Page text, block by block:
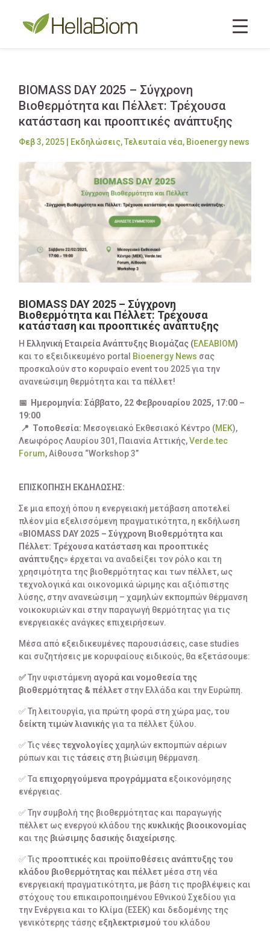
BIOMASS DAY 2025 – Σύγχρονη
Βιοθερμότητα και Πέλλετ: Τρέχουσα
κατάσταση και προοπτικές ανάπτυξης
Φεβ 3, 2025 Εκδηλώσεις,Τελευταία νέα, Bioenergy news
BIOMASS DAY 2025 – Σύγχρονη
Βιοθερμότητα και Πέλλετ: Τρέχουσα
κατάσταση και προοπτικές ανάπτυξης
Η Ελληνική Εταιρεία Ανάπτυξης Βιομάζας (ΕΛΕΑΒΙΟΜ)
και το εξειδικευμένο portal
Bioenergy News σας
προσκαλούν στο κορυφαίο event του 2025 για την
ανανεώσιμη θερμότητα και τα πέλλετ!
📅 Ημερομηνία: Σάββατο, 22 Φεβρουαρίου 2025, 17:00 –
19:00
📍 Τοποθεσία: Μεσογειακό Εκθεσιακό Κέντρο (MEK),
Λεωφόρος Λαυρίου 301, Παιανία Αττικής,Verde.tec
Forum, Αίθουσα “Workshop 3”
ΕΠΙΣΚΟΠΗΣΗ ΕΚΔΗΛΩΣΗΣ:
Σε μια εποχή όπου η ενεργειακή μετάβαση αποτελεί
πλέον μία εξελισσόμενη πραγματικότητα, η εκδήλωση
«BIOMASS DAY 2025 – Σύγχρονη Βιοθερμότητα και
Πέλλετ: Τρέχουσα κατάσταση και προοπτικές
ανάπτυξης» έρχεται να αναδείξει τον ρόλο και τη
χρησιμότητα της βιοθερμότητας και των πέλλετ, ως
τεχνολογικά και οικονομικά ώριμης και αξιόπιστης
λύσης, στην ανανεώσιμη – χαμηλών εκπομπών θέρμανση
νοικοκυριών και στην παραγωγή θερμότητας για τις
ενεργειακές ανάγκες επιχειρήσεων.
Μέσα από εξειδικευμένες παρουσιάσεις, case studies
και συζητήσεις με κορυφαίους ειδικούς, θα εξετάσουμε:
✅Την υφιστάμενη αγορά και νομοθεσία της
βιοθερμότητας & πέλλετ στην Ελλάδα και την Ευρώπη.
✅ Τη λειτουργία, για πρώτη φορά στη χώρα μας, του
δείκτη τιμών λιανικήςγια τα πέλλετ ξύλου.
✅ Τις νέεςτεχνολογίεςχαμηλών εκπομπών αέριων
ρύπων και τιςτάσεις στη βιώσιμη θέρμανση.
✅ Τα επιχορηγούμενα προγράμματα εξοικονόμησης
ενέργειας.
✅ Την συμβολή της βιοθερμότητας και παραγωγής
πέλλετ ως ενεργού κλάδου της κυκλικής βιοοικονομίας
και της βιώσιμης δασικής διαχείρισης.
✅ Τιςπροοπτικές καιπροϋποθέσεις ανάπτυξης του
κλάδου βιοθερμότητας και πέλλετ μέσα στη νέα
ενεργειακή πραγματικότητα, με βάση τις προβλέψεις και
στόχους του επικαιροποιημένου Εθνικού Σχεδίου για
την Ενέργεια και το Κλίμα (ΕΣΕΚ) και δεδομένης της
γενικότερης τάσης εξηλεκτρισμού του κλάδου